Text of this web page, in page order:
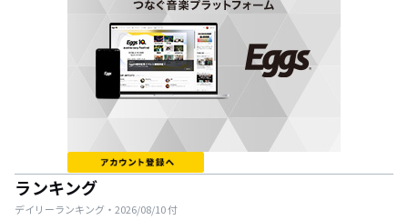
ランキング
デイリーランキング・ 2026/08/10付